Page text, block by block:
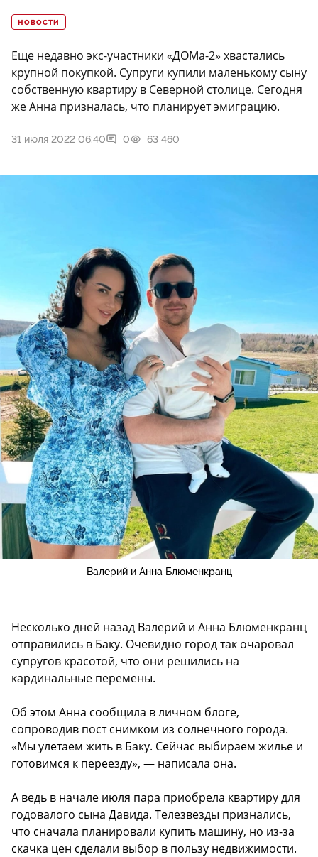
НОВОСТИ
Еще недавно экс-участники «ДОМа-2» хвастались
крупной покупкой. Супруги купили маленькому сыну
собственную квартиру в Северной столице. Сегодня
же Анна призналась, что планирует эмиграцию.
31 июля 2022 06:40 0 63 460
Валерий и Анна Блюменкранц
Несколько дней назад Валерий и Анна Блюменкранц
отправились в Баку. Очевидно город так очаровал
супругов красотой, что они решились на
кардинальные перемены.
Об этом Анна сообщила в личном блоге,
сопроводив пост снимком из солнечного города.
«Мы улетаем жить в Баку. Сейчас выбираем жилье и
готовимся к переезду», — написала она.
А ведь в начале июля пара приобрела квартиру для
годовалого сына Давида. Телезвезды признались,
что сначала планировали купить машину, но из-за
скачка цен сделали выбор в пользу недвижимости.